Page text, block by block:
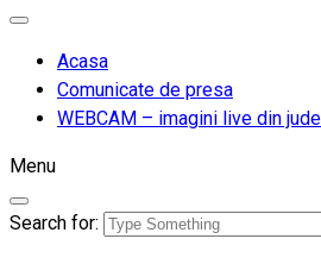
Acasa
Comunicate de presa
WEBCAM – imagini live din
Menu
Search for: